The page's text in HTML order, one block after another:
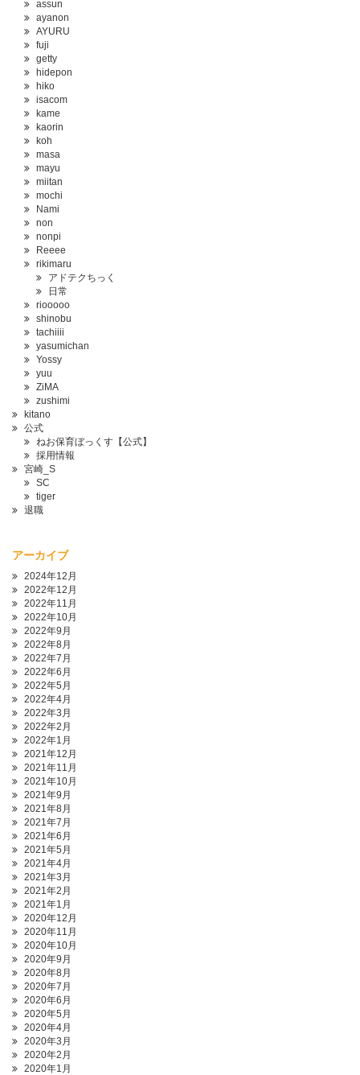
assun
ayanon
AYURU
fuji
getty
hidepon
hiko
isacom
kame
kaorin
koh
masa
mayu
miitan
mochi
Nami
non
nonpi
Reeee
rikimaru
アドテクちっく
日常
riooooo
shinobu
tachiiii
yasumichan
Yossy
yuu
ZiMA
zushimi
kitano
公式
ねお保育ぼっくす【公式】
採用情報
宮崎_S
SC
tiger
退職
アーカイブ
2024年12月
2022年12月
2022年11月
2022年10月
2022年9月
2022年8月
2022年7月
2022年6月
2022年5月
2022年4月
2022年3月
2022年2月
2022年1月
2021年12月
2021年11月
2021年10月
2021年9月
2021年8月
2021年7月
2021年6月
2021年5月
2021年4月
2021年3月
2021年2月
2021年1月
2020年12月
2020年11月
2020年10月
2020年9月
2020年8月
2020年7月
2020年6月
2020年5月
2020年4月
2020年3月
2020年2月
2020年1月